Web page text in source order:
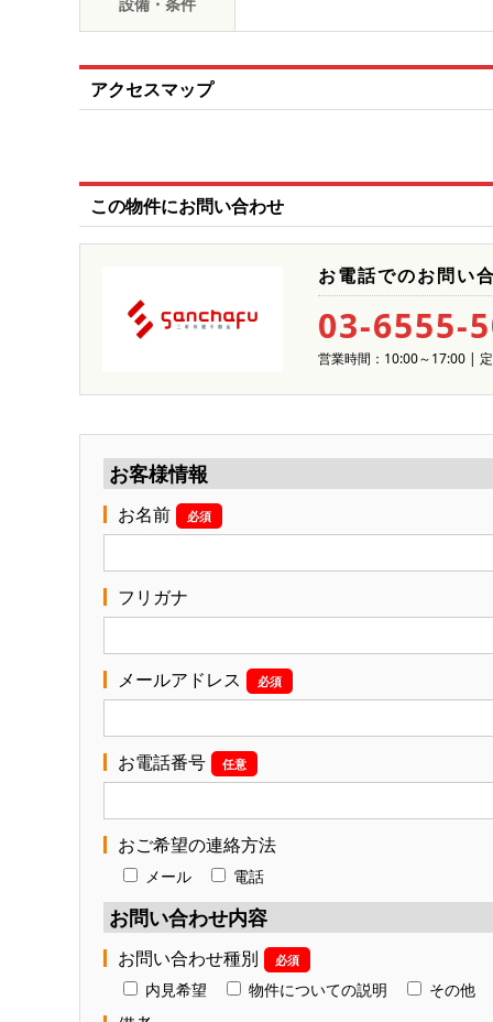
アクセスマップ
この物件にお問い合わせ
お電話でのお問い
03-6555-
営業時間：10:00～17:00 |
お客様情報
お名前 必須
フリガナ
メールアドレス 必須
お電話番号 任意
おご希望の連絡方法
メール 電話
お問い合わせ内容
お問い合わせ種別 必須
内見希望 物件についての説明 その他